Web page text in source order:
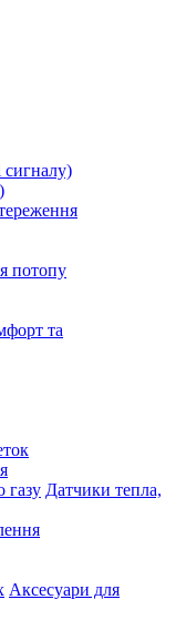
сигналу)
потопу
та
Датчики тепла,
Аксесуари для